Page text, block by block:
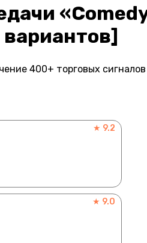
400+ торговых
★ 9.2
★ 9.0